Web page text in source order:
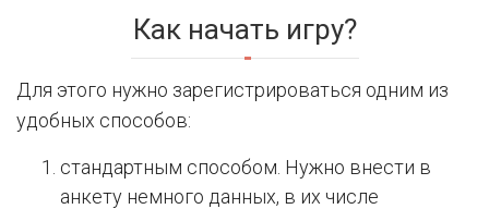
Как начать игру?
Для этого нужно зарегистрироваться одним из
удобных способов:
стандартным способом. Нужно внести в
анкету немного данных, в их числе